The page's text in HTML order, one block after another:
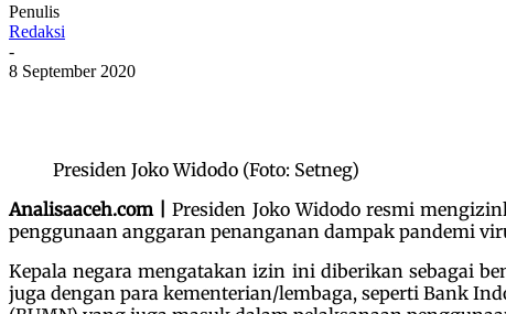
Penulis
Redaksi
-
8 September 2020
Presiden Joko Widodo (Foto: Setneg)
Analisaaceh.com |Presiden Joko Widodo resmi
penggunaan anggaran penanganan dampak pandemi
Kepala negara mengatakan izin ini diberikan sebagai
juga dengan para kementerian/lembaga, seperti Bank